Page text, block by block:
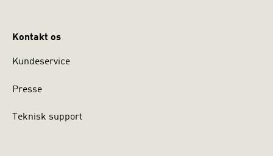
Kontakt os
Kundeservice
Presse
Teknisk support